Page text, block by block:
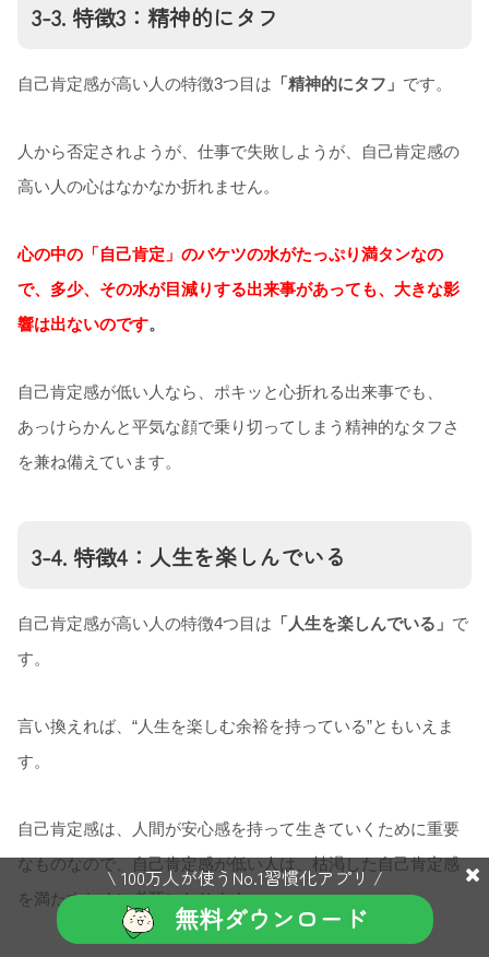
3-3. 特徴3：精神的にタフ
自己肯定感が高い人の特徴3つ目は 「精神的にタフ」 です。
人から否定されようが、仕事で失敗しようが、自己肯定感の
高い人の心はなかなか折れません。
心の中の「自己肯定」のバケツの水がたっぷり満タンなの
で、多少、その水が目減りする出来事があっても、大きな影
響は出ないのです。
自己肯定感が低い人なら、ポキッと心折れる出来事でも、
あっけらかんと平気な顔で乗り切ってしまう精神的なタフさ
を兼ね備えています。
3-4. 特徴4：人生を楽しんでいる
自己肯定感が高い人の特徴4つ目は 「人生を楽しんでいる」 で
す。
言い換えれば、“人生を楽しむ余裕を持っている”ともいえま
す。
自己肯定感は、人間が安心感を持って生きていくために重要
なものなので、自己肯定感が低い人は、枯渇した自己肯定感
を満たすために必死になります。
\ 100万人が使うNo.1習慣化アプリ /
無料ダウンロード